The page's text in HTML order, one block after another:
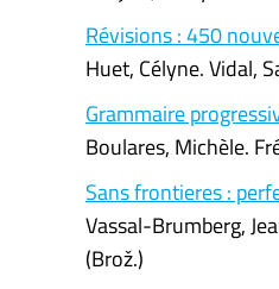
Révisions : 450
Huet, Célyne. Vidal,
Grammaire
Boulares, Michèle.
Sans frontieres :
Vassal-Brumberg,
(Brož.)